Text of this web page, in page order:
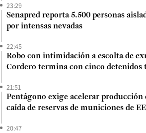
23:29
Senapred reporta 5.500 personas
por intensas nevadas
22:45
Robo con intimidación a escolta de
Cordero termina con cinco detenidos
21:51
Pentágono exige acelerar producción
caída de reservas de municiones de
20:47